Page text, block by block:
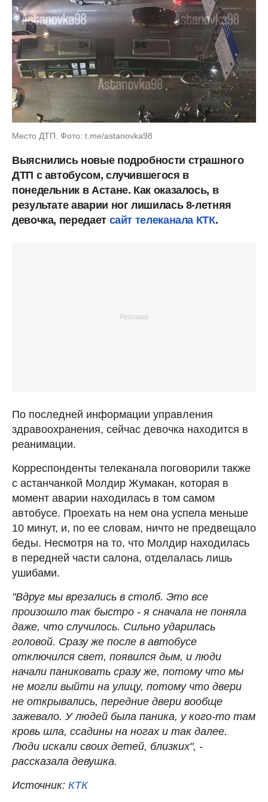
Место ДТП. Фото: t.me/astanovka98
Выяснились новые подробности страшного
ДТП с автобусом, случившегося в
понедельник в Астане. Как оказалось, в
результате аварии ног лишилась 8-летняя
девочка, передает сайт телеканала КТК.
По последней информации управления
здравоохранения, сейчас девочка находится в
реанимации.
Корреспонденты телеканала поговорили также
с астанчанкой Молдир Жумакан, которая в
момент аварии находилась в том самом
автобусе. Проехать на нем она успела меньше
10 минут, и, по ее словам, ничто не предвещало
беды. Несмотря на то, что Молдир находилась
в передней части салона, отделалась лишь
ушибами.
"Вдруг мы врезались в столб. Это все
произошло так быстро - я сначала не поняла
даже, что случилось. Сильно ударилась
головой. Сразу же после в автобусе
отключился свет, появился дым, и люди
начали паниковать сразу же, потому что мы
не могли выйти на улицу, потому что двери
не открывались, передние двери вообще
зажевало. У людей была паника, у кого-то там
кровь шла, ссадины на ногах и так далее.
Люди искали своих детей, близких", -
рассказала девушка.
Источник: КТК